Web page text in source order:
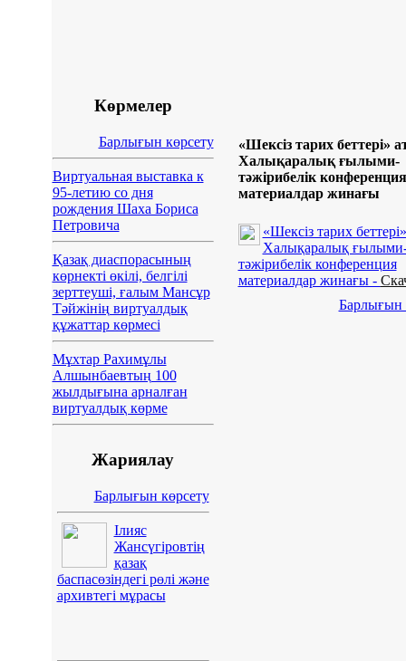
Көрмелер
Барлығын көрсету
Виртуальная выставка к
95-летию со дня
рождения Шаха Бориса
Петровича
Қазақ диаспорасының
көрнекті өкілі, белгілі
зерттеуші, ғалым Мансұр
Тәйжінің виртуалдық
құжаттар көрмесі
Мұхтар Рахимұлы
Алшынбаевтың 100
жылдығына арналған
виртуалдық көрме
Жариялау
Барлығын көрсету
Ілияс
Жансүгіровтің
қазақ
баспасөзіндегі рөлі және
архивтегі мұрасы
«Шексіз тарих беттері»
Халықаралық ғылыми-
тәжірибелік конференция
материалдар жинағы
«Шексіз тарих
Халықаралық
тәжірибелік конференция
материалдар жинағы -
Барлығын